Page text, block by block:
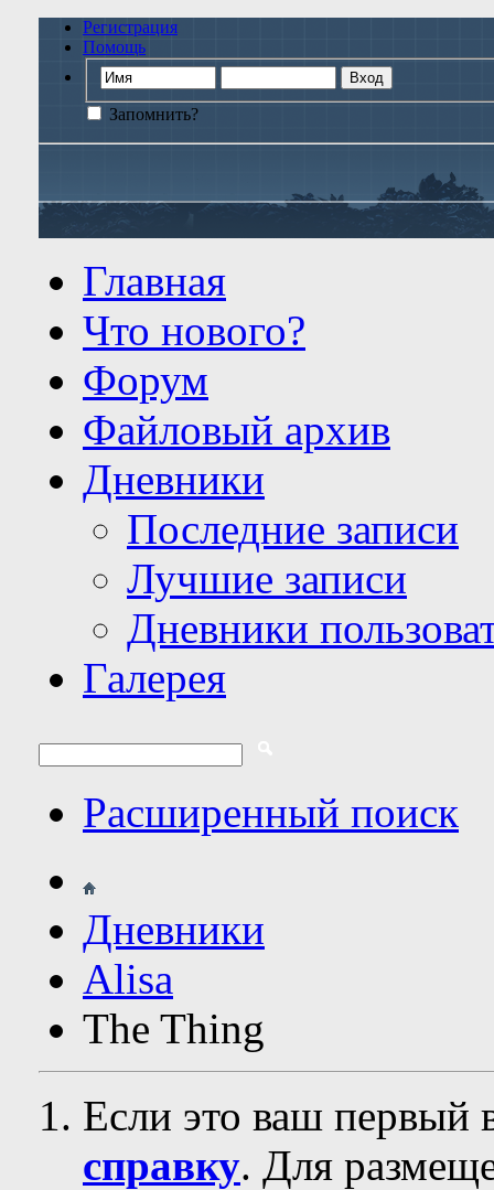
Регистрация
Помощь
Запомнить?
Главная
Что нового?
Форум
Файловый архив
Дневники
Последние записи
Лучшие записи
Дневники
Галерея
Расширенный поиск
Дневники
Alisa
The Thing
Если это ваш первый
справку. Для